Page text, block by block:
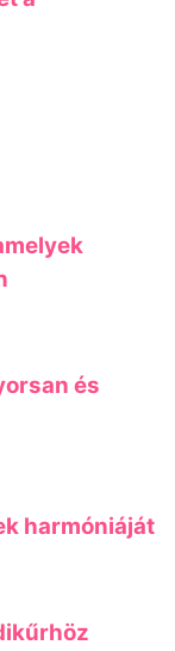
és
harmóniáját